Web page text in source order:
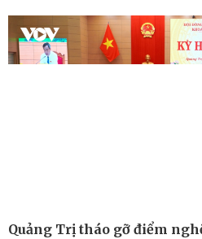
Trải nghiệm
Quảng Trị tháo gỡ điểm